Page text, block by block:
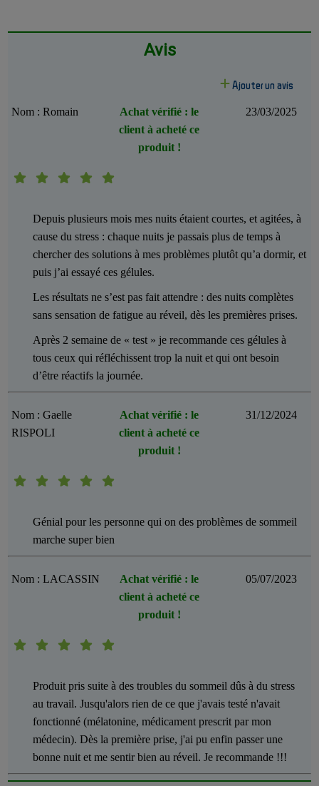
Avis
Ajouter un avis
Nom : Romain
Achat vérifié : le
client à acheté ce
produit !
23/03/2025
Depuis plusieurs mois mes nuits étaient courtes, et agitées, à
cause du stress : chaque nuits je passais plus de temps à
chercher des solutions à mes problèmes plutôt qu’a dormir, et
puis j’ai essayé ces gélules.
Les résultats ne s’est pas fait attendre : des nuits complètes
sans sensation de fatigue au réveil, dès les premières prises.
Après 2 semaine de « test » je recommande ces gélules à
tous ceux qui réfléchissent trop la nuit et qui ont besoin
d’être réactifs la journée.
Nom : Gaelle
RISPOLI
Achat vérifié : le
client à acheté ce
produit !
31/12/2024
Génial pour les personne qui on des problèmes de sommeil
marche super bien
Nom : LACASSIN
Achat vérifié : le
client à acheté ce
produit !
05/07/2023
Produit pris suite à des troubles du sommeil dûs à du stress
au travail. Jusqu'alors rien de ce que j'avais testé n'avait
fonctionné (mélatonine, médicament prescrit par mon
médecin). Dès la première prise, j'ai pu enfin passer une
bonne nuit et me sentir bien au réveil. Je recommande !!!